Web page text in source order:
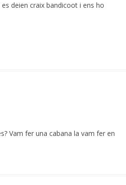
deien craix bandicoot i ens ho
Vam fer una cabana la vam fer en